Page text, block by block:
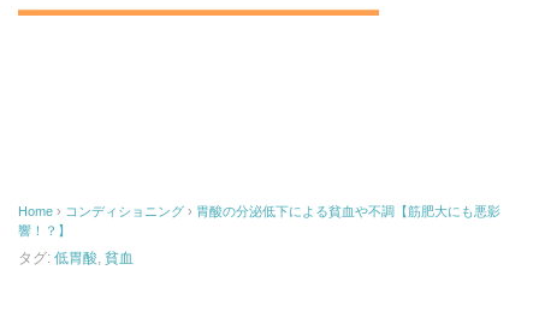
Home › コンディショニング › 胃酸の分泌低下による貧血や不調【筋肥大にも悪影
響！？】
タグ: 低胃酸 貧血